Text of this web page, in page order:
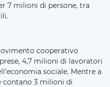
7 milioni di persone, tra
cooperativo
4,7 milioni di lavoratori
sociale. Mentre a
contano 3 milioni di